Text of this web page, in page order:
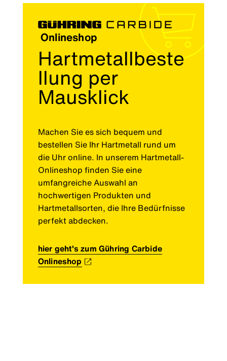
Onlineshop
Hartmetallbeste
llung per
Mausklick
Machen Sie es sich bequem und
bestellen Sie Ihr Hartmetall rund um
die Uhr online. In unserem Hartmetall-
Onlineshop finden Sie eine
umfangreiche Auswahl an
hochwertigen Produkten und
Hartmetallsorten, die Ihre Bedürfnisse
perfekt abdecken.
hier geht's zum Gühring Carbide
Onlineshop